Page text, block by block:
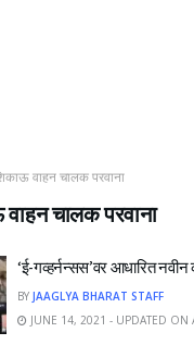
वाहन चालक परवाना
चालक परवाना
‘ई-गव्हर्नन्सस’वर आधारित नवीन
BY JAAGLYA BHARAT STAFF
JUNE 14, 2021 - UPDATED ON